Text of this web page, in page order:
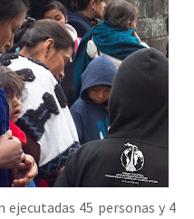
45 personas y 4